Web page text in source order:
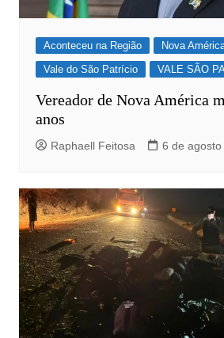
Aconteceu na Região
Nova
Vale do São Patrício
VALE SÃO
Vereador de Nova América
anos
Raphaell Feitosa 6 de